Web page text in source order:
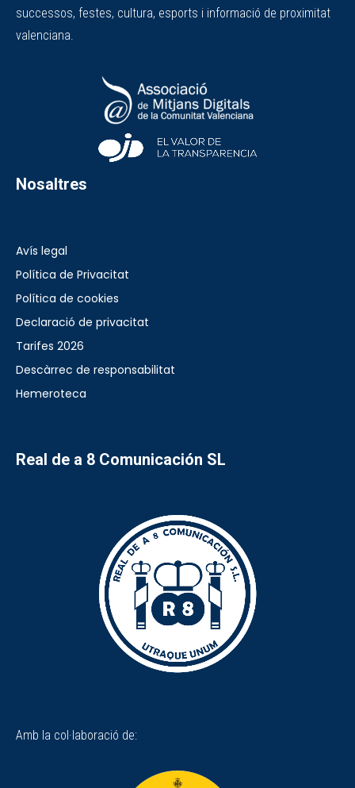
successos, festes, cultura, esports i informació de proximitat
valenciana.
Nosaltres
Avís legal
Política de Privacitat
Política de cookies
Declaració de privacitat
Tarifes 2026
Descàrrec de responsabilitat
Hemeroteca
Real de a 8 Comunicación SL
Amb la col·laboració de: